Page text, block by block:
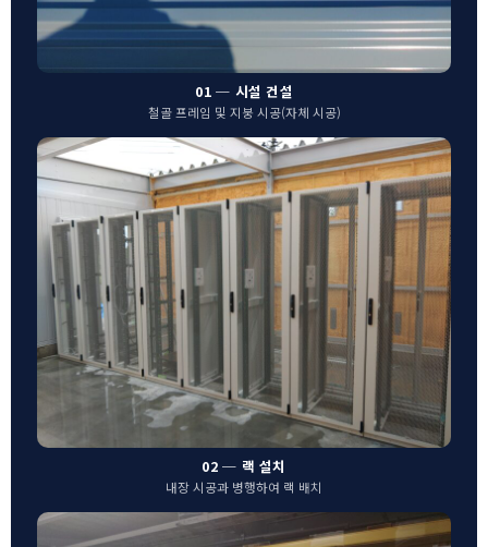
01 ─ 시설 건설
철골 프레임 및 지붕 시공(자체 시공)
02 ─ 랙 설치
내장 시공과 병행하여 랙 배치